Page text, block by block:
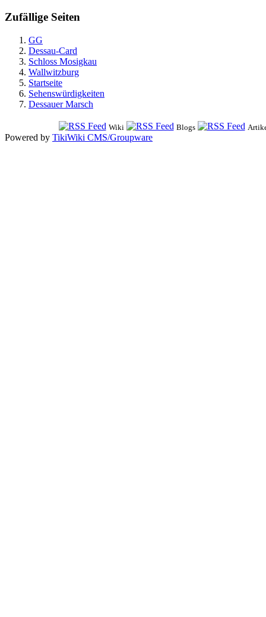
Zufällige Seiten
GG
Dessau-Card
Schloss Mosigkau
Wallwitzburg
Startseite
Sehenswürdigkeiten
Dessauer Marsch
Wiki Blogs
Powered by TikiWiki CMS/Groupware